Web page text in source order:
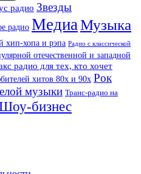
радио Звезды
радио МедиаМузыка
хип-хопа и рэпа Радио с классической
отечественной и западной
радио для тех, кто хочет
хитов 80х и 90х Рок
музыки Транс-радио на
бизнес